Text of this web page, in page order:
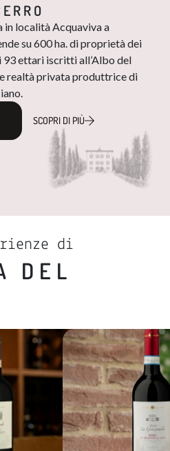
località Acquaviva a
su 600 ha. di proprietà dei
93 ettari iscritti all’Albo del
realtà privata produttrice di
SCOPRI DI PIÙ
di
DEL